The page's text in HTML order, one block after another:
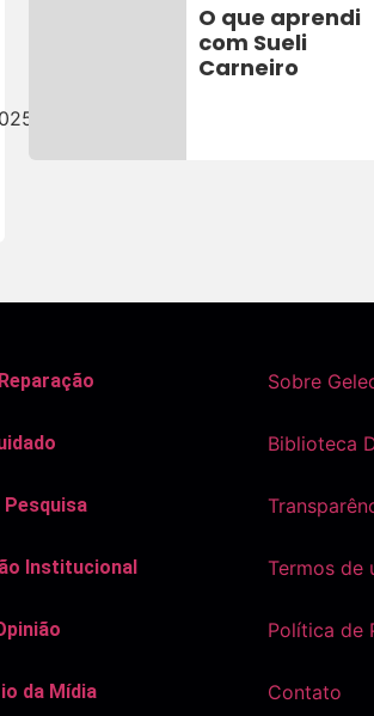
O que aprendi
com Sueli
Carneiro
Pesquisa
Institucional
da Mídia
Sobre
Biblioteca
Termos de
Política de
Contato